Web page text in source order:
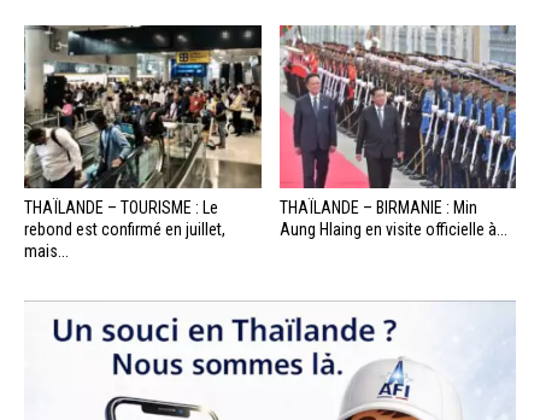
THAÏLANDE – TOURISME : Le
rebond est confirmé en juillet,
mais...
THAÏLANDE – BIRMANIE : Min
Aung Hlaing en visite officielle à...